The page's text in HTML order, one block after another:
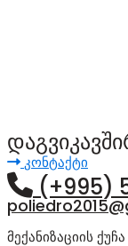
კონტაქტი
(+995)
მექანიზაციის ქუჩა